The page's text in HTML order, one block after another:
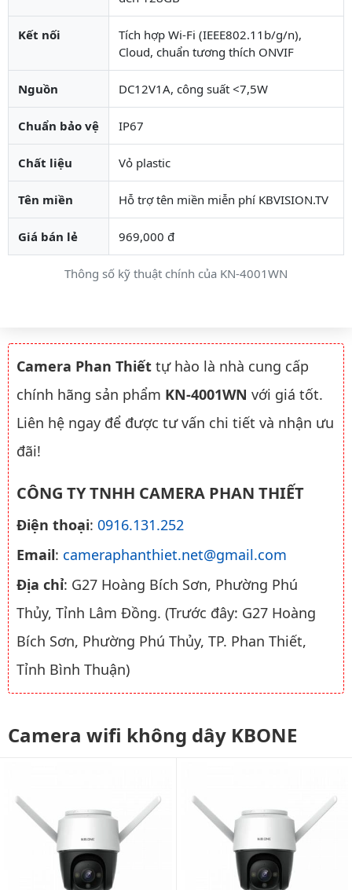
Thông số kỹ thuật chính của KN-4001WN
Kết nối
Tích hợp Wi-Fi (IEEE802.11b/g/n),
Cloud, chuẩn tương thích ONVIF
Nguồn DC12V1A, công suất <7,5W
Chuẩn bảo vệ IP67
Chất liệu Vỏ plastic
Tên miền Hỗ trợ tên miền miễn phí KBVISION.TV
Giá bán lẻ 969,000 đ
Camera Phan Thiết tự hào là nhà cung cấp
chính hãng sản phẩm KN-4001WN với giá tốt.
Liên hệ ngay để được tư vấn chi tiết và nhận ưu
đãi!
CÔNG TY TNHH CAMERA PHAN THIẾT
Điện thoại: 0916.131.252
Email: cameraphanthiet.net@gmail.com
Địa chỉ: G27 Hoàng Bích Sơn, Phường Phú
Thủy, Tỉnh Lâm Đồng. (Trước đây: G27 Hoàng
Bích Sơn, Phường Phú Thủy, TP. Phan Thiết,
Tỉnh Bình Thuận)
Camera wifi không dây KBONE